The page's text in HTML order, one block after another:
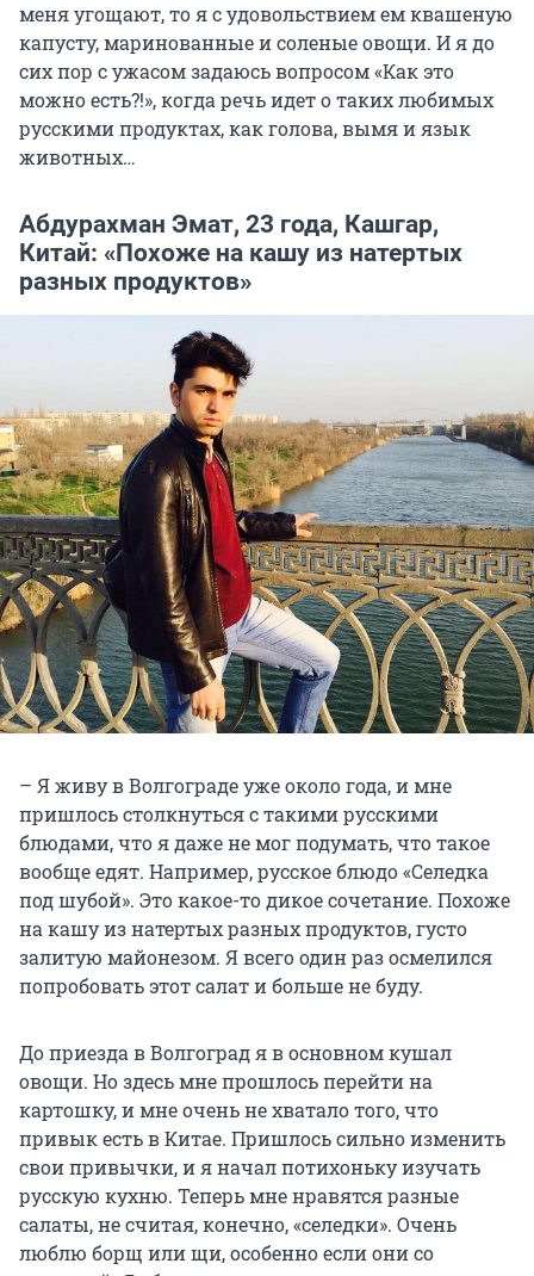
меня угощают, то я с удовольствием ем квашеную
капусту, маринованные и соленые овощи. И я до
сих пор с ужасом задаюсь вопросом «Как это
можно есть?!», когда речь идет о таких любимых
русскими продуктах, как голова, вымя и язык
животных…
Абдурахман Эмат, 23 года, Кашгар,
Китай: «Похоже на кашу из натертых
разных продуктов»
– Я живу в Волгограде уже около года, и мне
пришлось столкнуться с такими русскими
блюдами, что я даже не мог подумать, что такое
вообще едят. Например, русское блюдо «Селедка
под шубой». Это какое-то дикое сочетание. Похоже
на кашу из натертых разных продуктов, густо
залитую майонезом. Я всего один раз осмелился
попробовать этот салат и больше не буду.
До приезда в Волгоград я в основном кушал
овощи. Но здесь мне прошлось перейти на
картошку, и мне очень не хватало того, что
привык есть в Китае. Пришлось сильно изменить
свои привычки, и я начал потихоньку изучать
русскую кухню. Теперь мне нравятся разные
салаты, не считая, конечно, «селедки». Очень
люблю борщ или щи, особенно если они со